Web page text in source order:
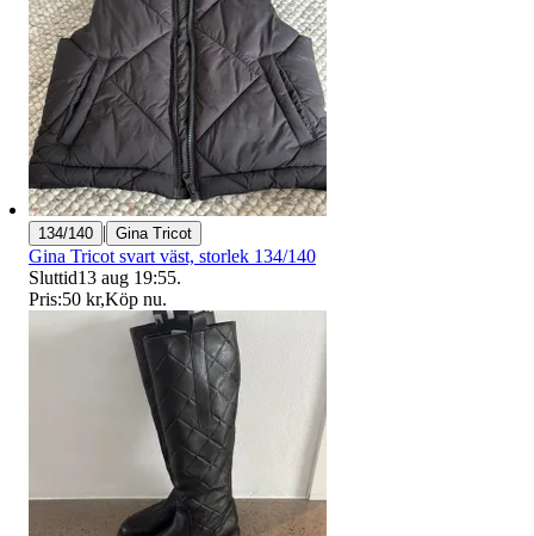
134/140 | Gina Tricot
Gina Tricot svart väst, storlek 134/140
Sluttid13 aug 19:55.
Pris:50 kr,Köp nu.